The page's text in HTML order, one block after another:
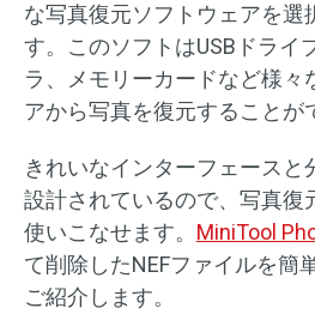
な写真復元ソフトウェアを選
す。このソフトはUSBドライ
ラ、メモリーカードなど様々
アから写真を復元することが
きれいなインターフェースと
設計されているので、写真復
使いこなせます。 MiniTool
て削除したNEFファイルを簡
ご紹介します。